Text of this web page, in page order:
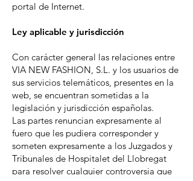
portal de Internet.
Ley aplicable y jurisdicción
Con carácter general las relaciones entre
VIA NEW FASHION, S.L. y los usuarios de
sus servicios telemáticos, presentes en la
web, se encuentran sometidas a la
legislación y jurisdicción españolas.
Las partes renuncian expresamente al
fuero que les pudiera corresponder y
someten expresamente a los Juzgados y
Tribunales de Hospitalet del Llobregat
para resolver cualquier controversia que